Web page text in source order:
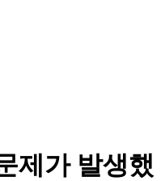
제가 발생했